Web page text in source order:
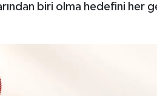
biri olma hedefini her